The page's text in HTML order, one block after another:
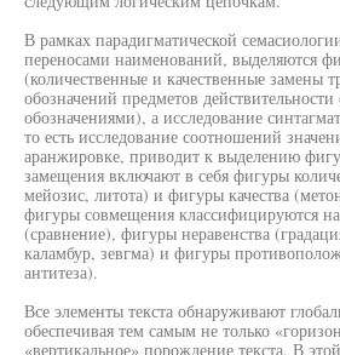
В рамках парадигматической
переносами наименований, выделяются
(количественные и качественные замены
обозначений предметов
обозначениями), а исследование
то есть исследование соотношений
аранжировке, приводит к выделению
замещения включают в себя фигуры
мейозис, литота) и фигуры качества
фигуры совмещения классифицируются
(сравнение), фигуры неравенства
каламбур, зевгма) и фигуры
антитеза).
Все элементы текста обнаруживают
обеспечивая тем самым не только
«вертикальное» порождение текста. В